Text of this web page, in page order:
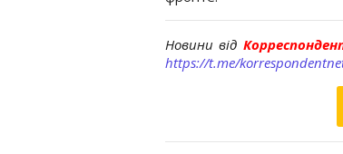
Новини від
https://t.me/